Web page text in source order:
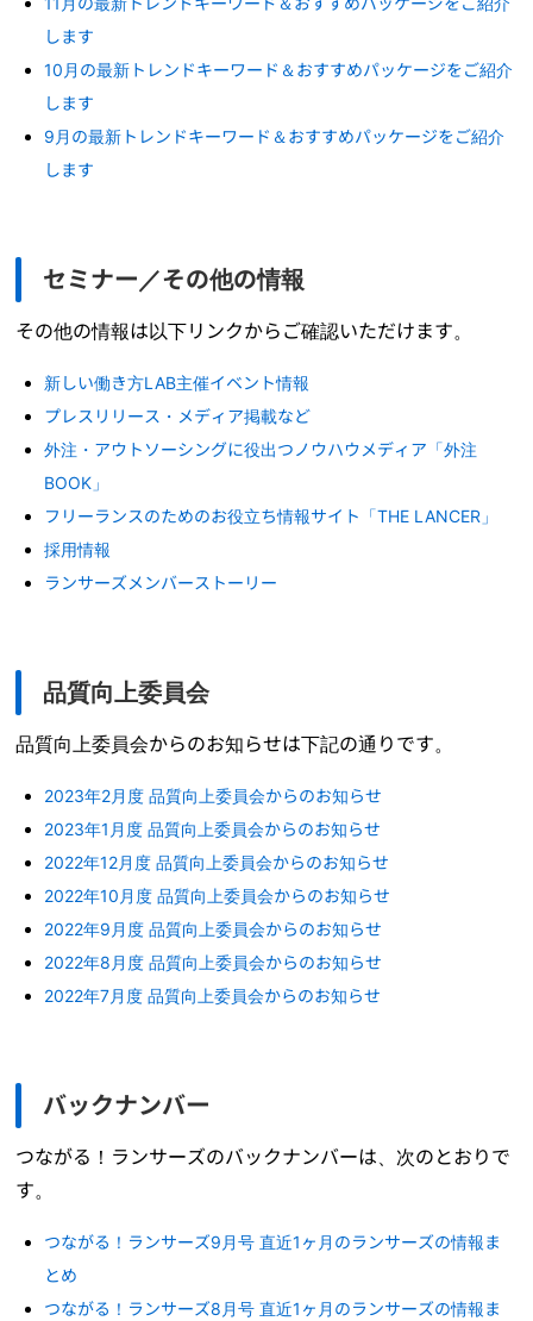
します
10月の最新トレンドキーワード＆おすすめパッケージをご紹介
します
9月の最新トレンドキーワード＆おすすめパッケージをご紹介
します
セミナー／その他の情報
その他の情報は以下リンクからご確認いただけます。
新しい働き方LAB主催イベント情報
プレスリリース・メディア掲載など
外注・アウトソーシングに役出つノウハウメディア「外注
BOOK」
フリーランスのためのお役立ち情報サイト「THE LANCER」
採用情報
ランサーズメンバーストーリー
品質向上委員会
品質向上委員会からのお知らせは下記の通りです。
2023年2月度 品質向上委員会からのお知らせ
2023年1月度 品質向上委員会からのお知らせ
2022年12月度 品質向上委員会からのお知らせ
2022年10月度 品質向上委員会からのお知らせ
2022年9月度 品質向上委員会からのお知らせ
2022年8月度 品質向上委員会からのお知らせ
2022年7月度 品質向上委員会からのお知らせ
バックナンバー
つながる！ランサーズのバックナンバーは、次のとおりで
す。
つながる！ランサーズ9月号 直近1ヶ月のランサーズの情報ま
とめ
つながる！ランサーズ8月号 直近1ヶ月のランサーズの情報ま